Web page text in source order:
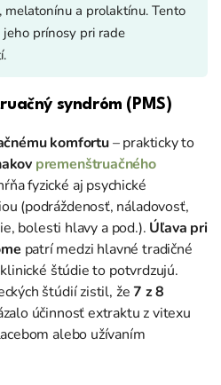
melatonínu a prolaktínu. Tento
prínosy pri rade
syndróm (PMS)
komfortu– prakticky to
premenštruačného
fyzické aj psychické
(podráždenosť, náladovosť,
bolesti hlavy a pod.). Úľava pri
patrí medzi hlavné tradičné
štúdie to potvrdzujú.
štúdií zistil, že7 z 8
účinnosť extraktu z vitexu
alebo užívaním